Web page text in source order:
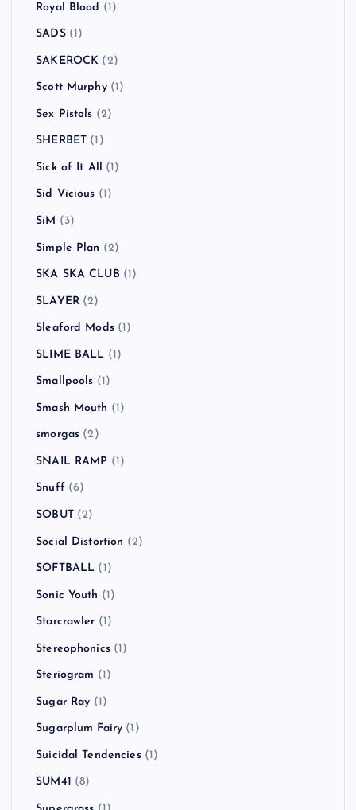
Royal Blood (1)
SADS(1)
SAKEROCK (2)
Scott Murphy(1)
Sex Pistols (2)
SHERBET (1)
Sick of It All (1)
Sid Vicious (1)
SiM (3)
Simple Plan (2)
SKA SKA CLUB (1)
SLAYER(2)
Sleaford Mods(1)
SLIME BALL (1)
Smallpools (1)
Smash Mouth (1)
smorgas (2)
SNAIL RAMP (1)
Snuff (6)
SOBUT(2)
Social Distortion (2)
SOFTBALL (1)
Sonic Youth (1)
Starcrawler (1)
Stereophonics(1)
Steriogram (1)
Sugar Ray (1)
Sugarplum Fairy (1)
Suicidal Tendencies(1)
SUM41 (8)